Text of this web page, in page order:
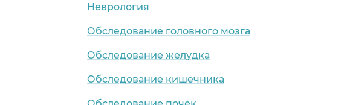
Неврология
Обследование головного мозга
Обследование желудка
Обследование кишечника